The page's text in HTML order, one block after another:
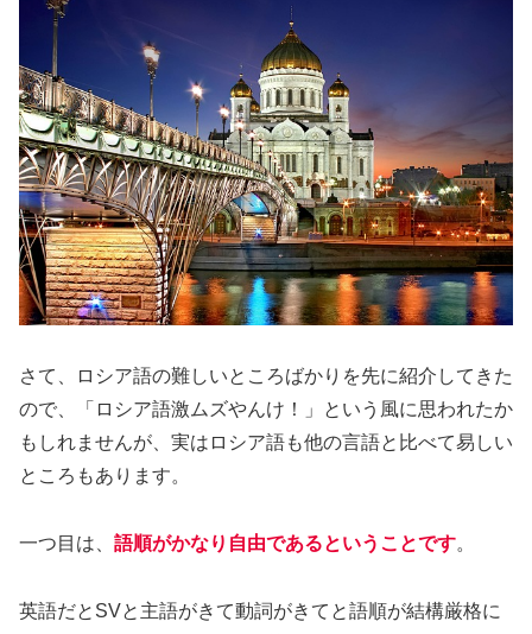
さて、ロシア語の難しいところばかりを先に紹介してきた
ので、「ロシア語激ムズやんけ！」という風に思われたか
もしれませんが、実はロシア語も他の言語と比べて易しい
ところもあります。
一つ目は、 語順がかなり自由であるということです。
英語だとSVと主語がきて動詞がきてと語順が結構厳格に